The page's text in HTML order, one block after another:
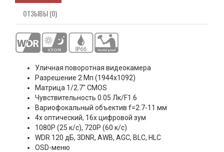
ОТЗЫВЫ (0)
Уличная поворотная видеокамера
Разрешение 2 Мп (1944x1092)
Матрица 1/2.7" CMOS
Чувствительность 0.05 Лк/F1.6
Вариофокальный объектив f=2.7-11 мм
4х оптический, 16х цифровой зум
1080P (25 к/с), 720P (60 к/с)
WDR 120 дБ, 3DNR, AWB, AGC, BLC, HLC
OSD-меню